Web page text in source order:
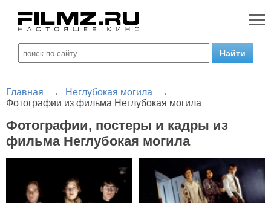
Главная → Неглубокая могила
→
Фотографии из фильма Неглубокая могила
Фотографии, постеры и кадры из
фильма Неглубокая могила